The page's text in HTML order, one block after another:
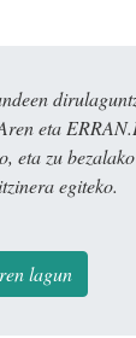
eta
eta zu
egiteko.
lagun